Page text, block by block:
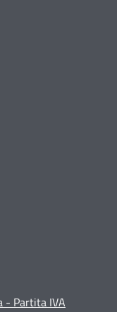
- Partita IVA